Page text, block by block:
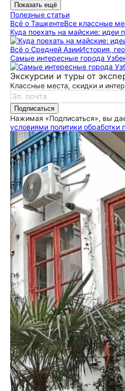
Показать ещё
Полезные статьи
Всё о ТашкентеВсе классные
Куда поехать на майские: идеи
Всё о Средней АзииИстория,
Самые интересные города
Экскурсии и туры от
Классные места, скидки и
Подписаться
Нажимая «Подписаться», вы
условиями политики